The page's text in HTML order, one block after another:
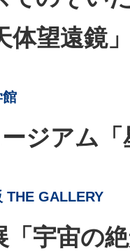
体望遠鏡
館
ジアム
THE GALLERY
「宇宙の